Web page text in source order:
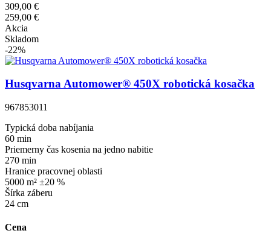
309,00 €
259,00 €
Akcia
Skladom
-22%
Husqvarna Automower® 450X robotická kosačka
967853011
Typická doba nabíjania
60 min
Priemerny čas kosenia na jedno nabitie
270 min
Hranice pracovnej oblasti
5000 m² ±20 %
Šírka záberu
24 cm
Cena